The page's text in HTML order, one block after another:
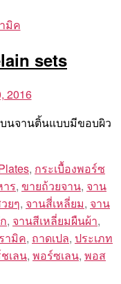
มิค
sets
2016
นจานติ้นแบบมีขอบผิว
, กระเบื้องพอร์ซ
ร, ขายถ้วยจาน, จาน
ยๆ, จานสี่เหลี่ยม, จาน
, จานสีเหลี่ยมผืนผ้า,
ามิค, ถาดเปล, ประเภท
เลน, พอร์ซเลน, พอส